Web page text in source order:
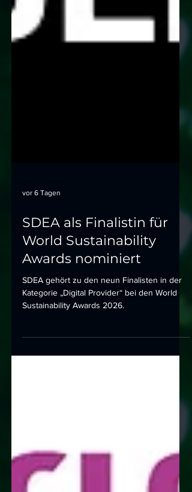
SDEA als Finalistin für
World Sustainability
Awards nominiert
SDEA gehört zu den neun Finalisten in der
Kategorie „Digital Provider“ bei den World